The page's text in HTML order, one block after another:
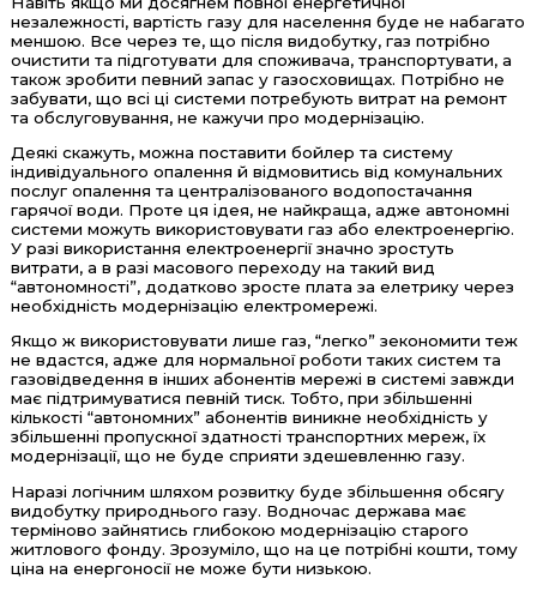
незалежності, вартість газу для населення буде не набагато
меншою. Все через те, що після видобутку, газ потрібно
очистити та підготувати для споживача, транспортувати, а
також зробити певний запас у газосховищах. Потрібно не
забувати, що всі ці системи потребують витрат на ремонт
та обслуговування, не кажучи про модернізацію.
Деякі скажуть, можна поставити бойлер та систему
індивідуального опалення й відмовитись від комунальних
послуг опалення та централізованого водопостачання
гарячої води. Проте ця ідея, не найкраща, адже автономні
системи можуть використовувати газ або електроенергію.
У разі використання електроенергії значно зростуть
витрати, а в разі масового переходу на такий вид
“автономності”, додатково зросте плата за елетрику через
необхідність модернізацію електромережі.
Якщо ж використовувати лише газ, “легко” зекономити теж
не вдастся, адже для нормальної роботи таких систем та
газовідведення в інших абонентів мережі в системі завжди
має підтримуватися певній тиск. Тобто, при збільшенні
кількості “автономних” абонентів виникне необхідність у
збільшенні пропускної здатності транспортних мереж, їх
модернізації, що не буде сприяти здешевленню газу.
Наразі логічним шляхом розвитку буде збільшення обсягу
видобутку природнього газу. Водночас держава має
терміново зайнятись глибокою модернізацію старого
житлового фонду. Зрозуміло, що на це потрібні кошти, тому
ціна на енергоносії не може бути низькою.